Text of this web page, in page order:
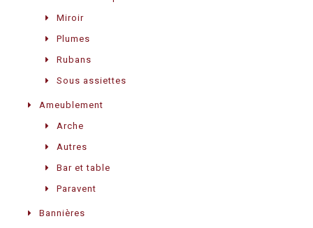
Miroir
Plumes
Rubans
Sous assiettes
Ameublement
Arche
Autres
Bar et table
Paravent
Bannières